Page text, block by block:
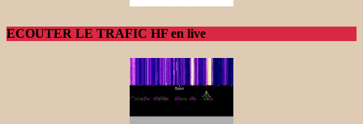
ECOUTER LE TRAFIC HF en live